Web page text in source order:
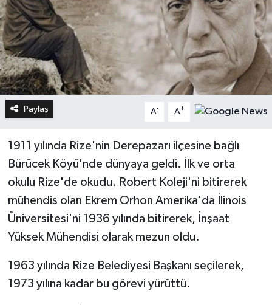
Paylaş A- A+
1911 yılında Rize'nin Derepazarı ilçesine bağlı
Bürücek Köyü'nde dünyaya geldi. İlk ve orta
okulu Rize'de okudu. Robert Koleji'ni bitirerek
mühendis olan Ekrem Orhon Amerika'da İlinois
Üniversitesi'ni 1936 yılında bitirerek, İnşaat
Yüksek Mühendisi olarak mezun oldu.
1963 yılında Rize Belediyesi Başkanı seçilerek,
1973 yılına kadar bu görevi yürüttü.